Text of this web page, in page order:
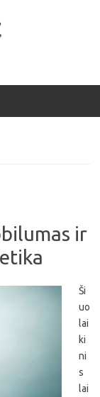
ir
Ši
uo
lai
ki
ni
s
lai